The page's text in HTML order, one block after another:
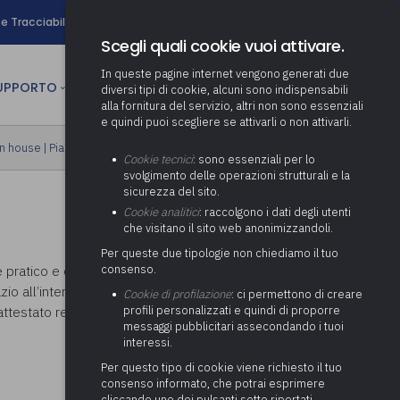
e Tracciabilità
Determinazione fondo risorse
decentrate
Pratiche previdenziali
ai comuni per l’attivazione di
(Partenariato Pubblico
Privato)
Società e organismi
adempimenti degli enti locali
Adeguamento del sistema di
gestione documentale alle
nuove linee guida sul
documento informatico
Protezione dei Dati (RPD,
altrimenti denominato Data
Protection Officer, DPO)
Supporto transizione al
digitale
Gestione IVA
Gestione IRAP
Consolidato
Relazione di fine e inizio
mandato
Supporto alla predisposizione
del Piano Economico-
Attività di supporto Gare
Energetiche (ex Legge 10/91)
Controllo Pratiche Sismiche
convegni
CULTURA person AREA RISERVATA
house | Piano formativo gratuito associati
e che affrontano aspetti di formazione
all’interazione con il docente.
resteranno disponibili nell'area
Scegli quali cookie vuoi attivare.
In queste pagine internet vengono generati due
diversi tipi di cookie, alcuni sono indispensabili
alla fornitura del servizio, altri non sono essenziali
e quindi puoi scegliere se attivarli o non attivarli.
Cookie tecnici: sono essenziali per lo
svolgimento delle operazioni strutturali e la
sicurezza del sito.
Cookie analitici: raccolgono i dati degli utenti
che visitano il sito web anonimizzandoli.
Per queste due tipologie non chiediamo il tuo
consenso.
Cookie di profilazione: ci permettono di creare
profili personalizzati e quindi di proporre
messaggi pubblicitari assecondando i tuoi
interessi.
Per questo tipo di cookie viene richiesto il tuo
consenso informato, che potrai esprimere